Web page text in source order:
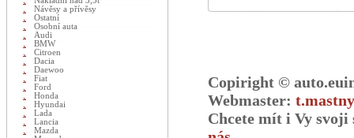
Copiright ©
Webmaster:
Chcete mít i Vy
Návěsy a přívěsy
Ostatní
Osobní auta
Audi
BMW
Citroen
Dacia
Daewoo
Fiat
Ford
Honda
Hyundai
Lada
Lancia
Mazda